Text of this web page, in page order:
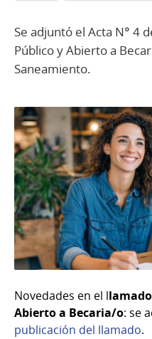
Se adjuntó el Acta N° 4
Público y Abierto a
Saneamiento.
Novedades en el l
Abierto a Becaria/o: se
publicación del llamado.